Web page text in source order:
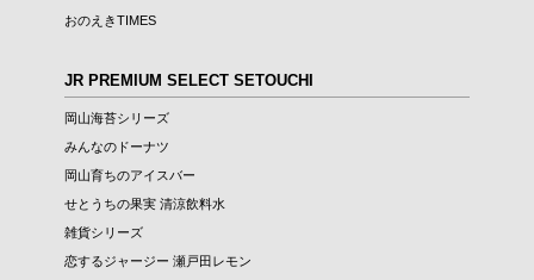
おのえきTIMES
JR PREMIUM SELECT SETOUCHI
岡山海苔シリーズ
みんなのドーナツ
岡山育ちのアイスバー
せとうちの果実 清涼飲料水
雑貨シリーズ
恋するジャージー 瀬戸田レモン